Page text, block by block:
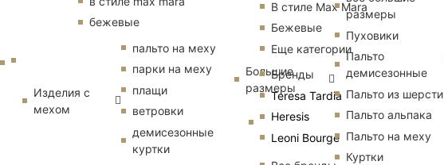
В стиле Max Mara
Бежевые
Еще категории
Бренды
Teresa Tardia
Heresis
Leoni Bourge
бежевые
Изделия с
мехом
пальто на меху
парки на меху
плащи
ветровки
демисезонные
куртки
Большие
размеры
размеры
Пуховики
Пальто
демисезонные
Пальто из шерсти
Пальто альпака
Пальто на меху
Куртки